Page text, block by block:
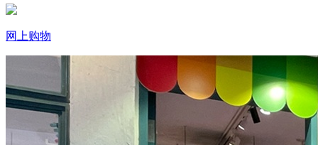
网上购物